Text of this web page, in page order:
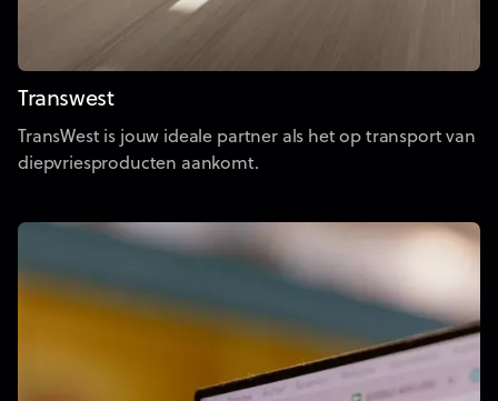
Transwest
TransWest is jouw ideale partner als het op transport van
diepvriesproducten aankomt.